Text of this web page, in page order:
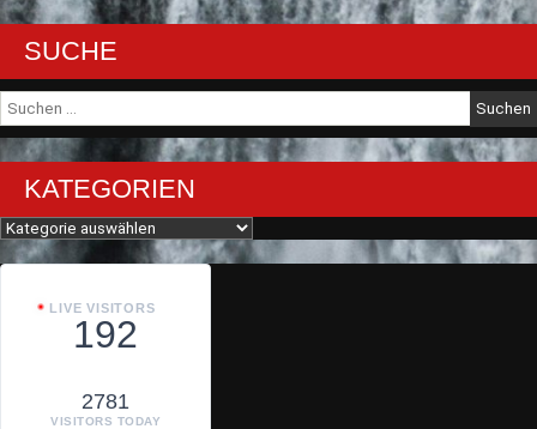
SUCHE
Suche
nach:
KATEGORIEN
Kategorien
LIVE VISITORS
192
2781
VISITORS TODAY